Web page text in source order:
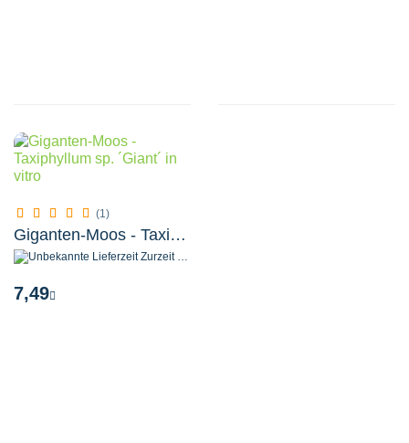
(1)
Giganten-Moos - Taxiphyllum sp. ´Giant´ in vitro
Zurzeit nicht verfügbar
7,49